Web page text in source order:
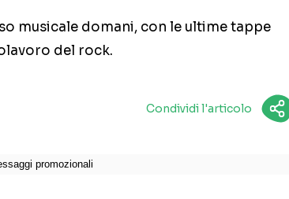
musicale domani, con le ultime tappe
del rock.
Condividi l'articolo